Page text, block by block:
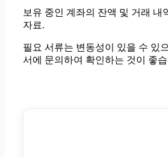
보유 중인 계좌의 잔액 및 거래 내
자료.
필요 서류는 변동성이 있을 수 있
서에 문의하여 확인하는 것이 좋